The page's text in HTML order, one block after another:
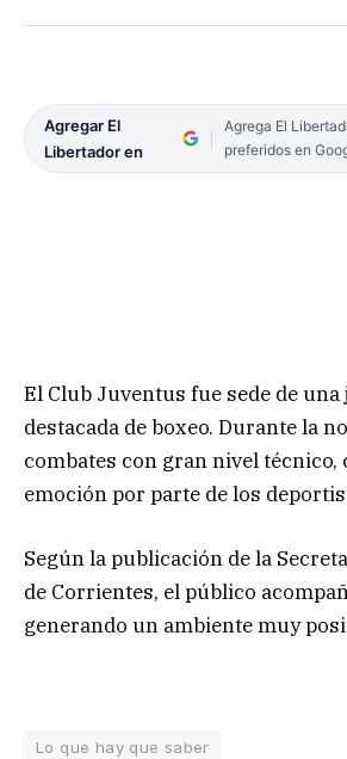
Agregar El
Libertador en
Agrega El
preferidos en
El Club Juventus fue sede de
destacada de boxeo. Durante la
combates con gran nivel
emoción por parte de los
Según la publicación de la
de Corrientes, el público
generando un ambiente muy
Lo que hay que saber